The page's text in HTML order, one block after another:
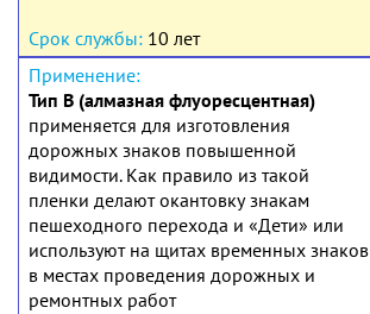
10 лет
Тип В (алмазная флуоресцентная)
применяется для изготовления
дорожных знаков повышенной
видимости. Как правило из такой
пленки делают окантовку знакам
пешеходного перехода и «Дети» или
используют на щитах временных знаков
в местах проведения дорожных и
ремонтных работ